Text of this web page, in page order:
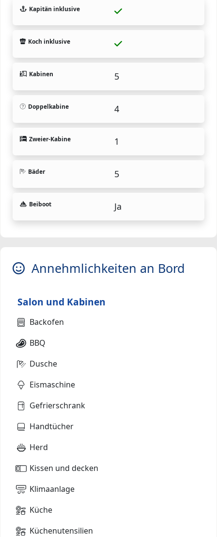
Kapitän inklusive
Koch inklusive
Kabinen 5
Doppelkabine 4
Zweier-Kabine 1
Bäder 5
Beiboot Ja
Annehmlichkeiten an Bord
Salon und Kabinen
Backofen
BBQ
Dusche
Eismaschine
Gefrierschrank
Handtücher
Herd
Kissen und decken
Klimaanlage
Küche
Küchenutensilien